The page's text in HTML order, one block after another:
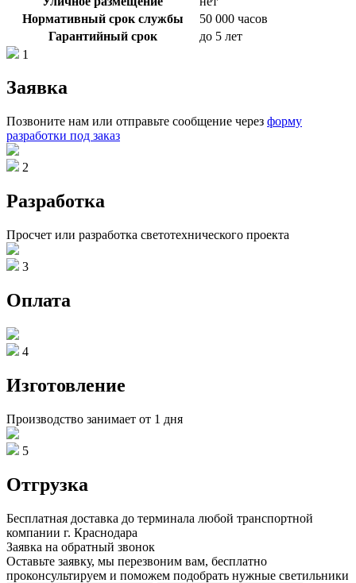
Нормативный срок службы
50 000 часов
Гарантийный срок
до 5 лет
1
Заявка
Позвоните нам или отправьте сообщение через форму
разработки под заказ
2
Разработка
Просчет или разработка светотехнического проекта
3
Оплата
4
Изготовление
Производство занимает от 1 дня
5
Отгрузка
Бесплатная доставка до терминала любой транспортной
компании г. Краснодара
Заявка на обратный звонок
Оставьте заявку, мы перезвоним вам, бесплатно
проконсультируем и поможем подобрать нужные светильники